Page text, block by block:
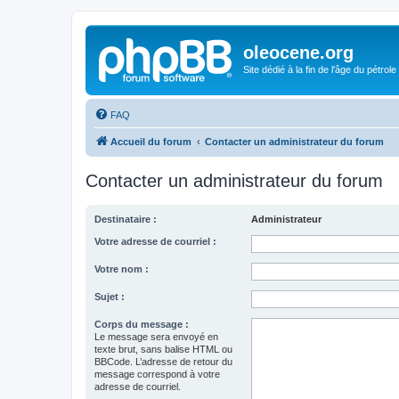
oleocene.org
Site dédié à la fin de l'âge du pétrole
FAQ
Accueil du forum Contacter un administrateur du forum
Contacter un administrateur du forum
Destinataire : Administrateur
Votre adresse de courriel :
Votre nom :
Sujet :
Corps du message :
Le message sera envoyé en
texte brut, sans balise HTML ou
BBCode. L’adresse de retour du
message correspond à votre
adresse de courriel.